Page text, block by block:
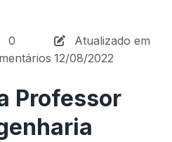
0
Atualizado em
12/08/2022
Professor